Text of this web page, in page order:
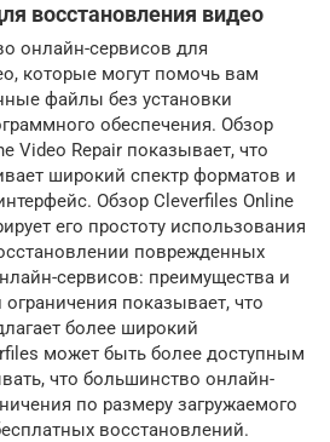
восстановления видео
онлайн-сервисов для
которые могут помочь вам
файлы без установки
обеспечения. Обзор
Video Repair показывает, что
широкий спектр форматов и
Обзор Cleverfiles Online
его простоту использования
поврежденных
сервисов: преимущества и
показывает, что
более широкий
может быть более доступным
что большинство онлайн-
по размеру загружаемого
восстановлений.